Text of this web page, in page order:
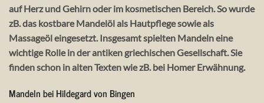
auf Herz und Gehirn oder im kosmetischen Bereich. So wurde
zB. das kostbare Mandelöl als Hautpflege sowie als
Massageöl eingesetzt. Insgesamt spielten Mandeln eine
wichtige Rolle in der antiken griechischen Gesellschaft. Sie
finden schon in alten Texten wie zB. bei Homer Erwähnung.
Mandeln bei Hildegard von Bingen